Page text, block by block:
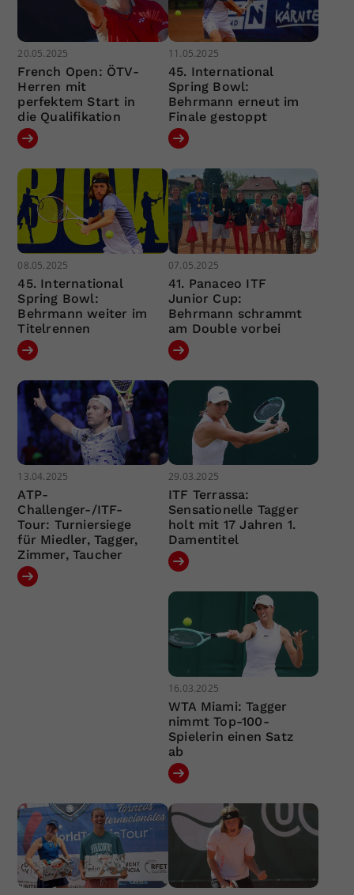
20.05.2025
French Open: ÖTV-
Herren mit
perfektem Start in
die Qualifikation
11.05.2025
45. International
Spring Bowl:
Behrmann erneut im
Finale gestoppt
08.05.2025
45. International
Spring Bowl:
Behrmann weiter im
Titelrennen
07.05.2025
41. Panaceo ITF
Junior Cup:
Behrmann schrammt
am Double vorbei
13.04.2025
ATP-
Challenger-/ITF-
Tour: Turniersiege
für Miedler, Tagger,
Zimmer, Taucher
29.03.2025
ITF Terrassa:
Sensationelle Tagger
holt mit 17 Jahren 1.
Damentitel
16.03.2025
WTA Miami: Tagger
nimmt Top-100-
Spielerin einen Satz
ab